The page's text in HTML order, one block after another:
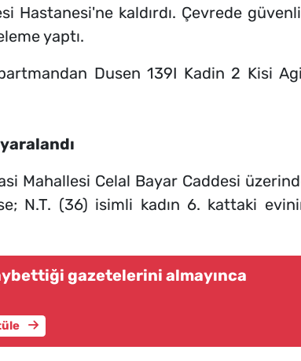
Hastanesi'ne kaldırdı. Çevrede
yaptı.
Mahallesi Celal Bayar Caddesi
N.T. (36) isimli kadın 6. kattaki
gazetelerini almayınca